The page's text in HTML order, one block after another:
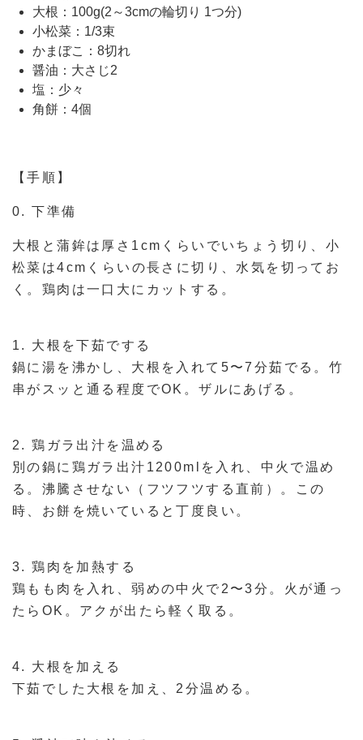
大根：100g(2～3cmの輪切り 1つ分)
小松菜：1/3束
かまぼこ：8切れ
醤油：大さじ2
塩：少々
角餅：4個
【手順】
0. 下準備
大根と蒲鉾は厚さ1cmくらいでいちょう切り、小
松菜は4cmくらいの長さに切り、水気を切ってお
く。鶏肉は一口大にカットする。
1. 大根を下茹でする
鍋に湯を沸かし、大根を入れて5〜7分茹でる。竹
串がスッと通る程度でOK。ザルにあげる。
2. 鶏ガラ出汁を温める
別の鍋に鶏ガラ出汁1200mlを入れ、中火で温め
る。沸騰させない（フツフツする直前）。この
時、お餅を焼いていると丁度良い。
3. 鶏肉を加熱する
鶏もも肉を入れ、弱めの中火で2〜3分。火が通っ
たらOK。アクが出たら軽く取る。
4. 大根を加える
下茹でした大根を加え、2分温める。